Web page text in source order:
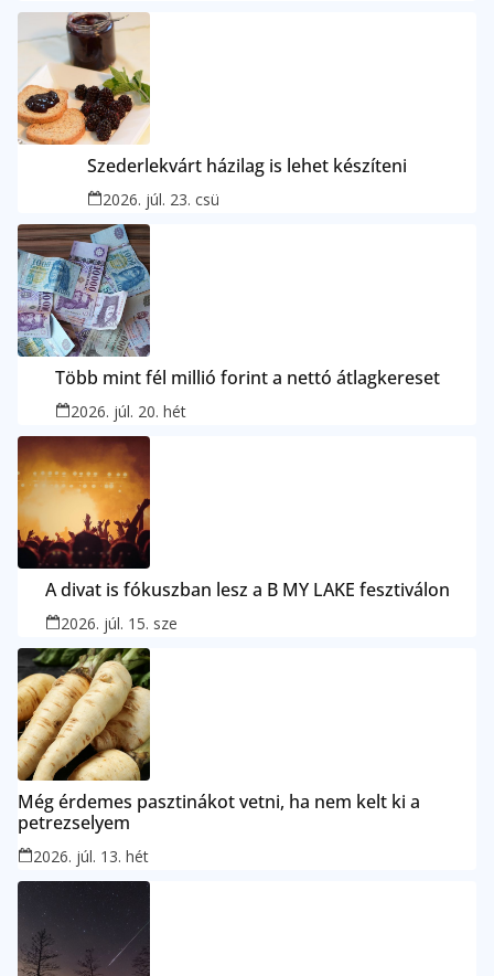
Szederlekvárt házilag is lehet készíteni
2026. júl. 23. csü
Több mint fél millió forint a nettó átlagkereset
2026. júl. 20. hét
A divat is fókuszban lesz a B MY LAKE fesztiválon
2026. júl. 15. sze
Még érdemes pasztinákot vetni, ha nem kelt ki a
petrezselyem
2026. júl. 13. hét